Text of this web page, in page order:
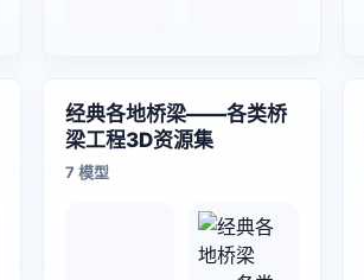
经典各地桥梁——各类桥
梁工程3D资源集
7 模型